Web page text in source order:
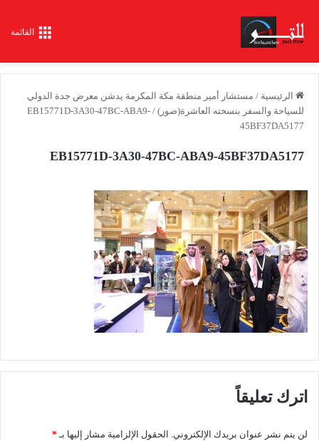
القائمة
الرئيسية / مستشار أمير منطقة مكة المكرمة يدشن معرض جدة الدولي
للسياحة والسفر بنسخته العاشرة(صور) /
EB15771D-3A30-47BC-ABA9-
45BF37DA5177
EB15771D-3A30-47BC-ABA9-45BF37DA5177
اترك تعليقاً
لن يتم نشر عنوان بريدك الإلكتروني. الحقول الإلزامية مشار إليها بـ *